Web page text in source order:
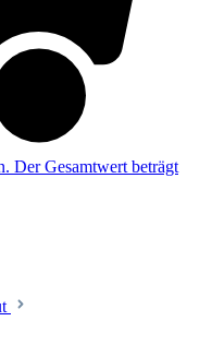
Der Gesamtwert beträgt